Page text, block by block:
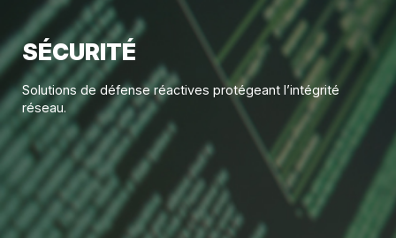
SÉCURITÉ
Solutions de défense réactives protégeant l’intégrité
réseau.